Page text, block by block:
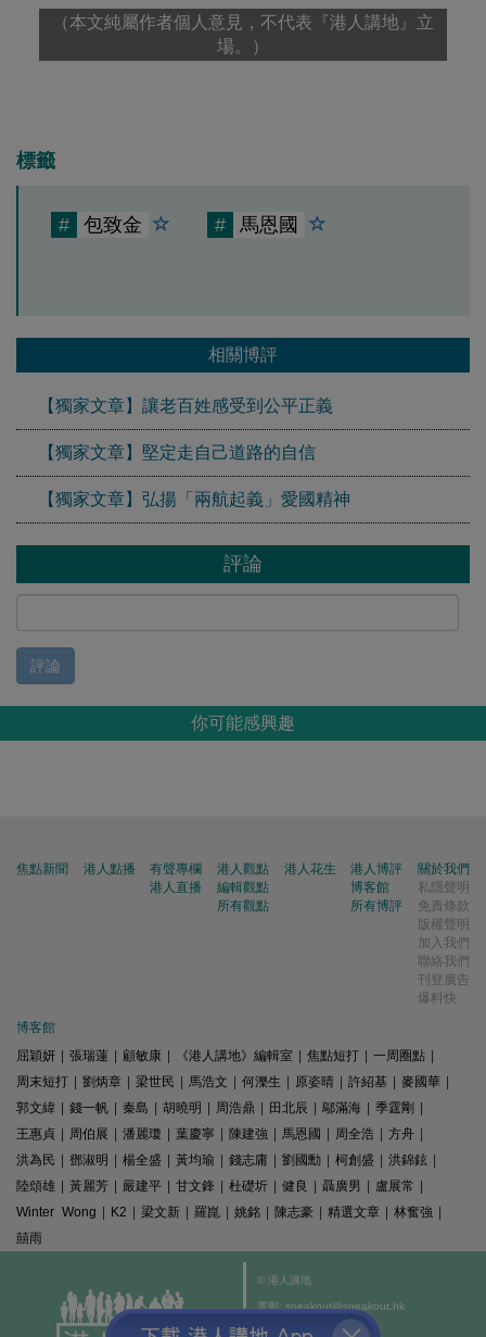
（本文純屬作者個人意見，不代表『港人講地』立
場。）
標籤
# 包致金 # 馬恩國
相關博評
【獨家文章】讓老百姓感受到公平正義
【獨家文章】堅定走自己道路的自信
【獨家文章】弘揚「兩航起義」愛國精神
評論
評論
你可能感興趣
焦點新聞 港人點播
有聲專欄
港人直播
港人觀點
編輯觀點
所有觀點
港人花生
港人博評
博客館
所有博評
關於我們
私隱聲明
免責條款
版權聲明
加入我們
聯絡我們
刊登廣告
爆料快
博客館
屈穎妍
張瑞蓮 顧敏康 《港人講地》編輯室 焦點短打 一周圈點
周末短打
劉炳章 梁世民 馬浩文 何濼生 原姿晴 許紹基 麥國華
郭文緯
錢一帆 秦島 胡曉明 周浩鼎 田北辰 鄔滿海 季霆剛
王惠貞
周伯展 潘麗瓊 葉慶寧 陳建強 馬恩國 周全浩 方舟
洪為民
鄧淑明 楊全盛 黃均瑜 錢志庸 劉國勳 柯創盛 洪錦鉉
陸頌雄
黃麗芳 嚴建平 甘文鋒 杜礎圻 健良 聶廣男 盧展常
Winter Wong
K2 梁文新 羅崑 姚銘 陳志豪 精選文章 林奮強
囍雨
© 港人講地
電郵: speakout@speakout.hk
傳真: 85228041301